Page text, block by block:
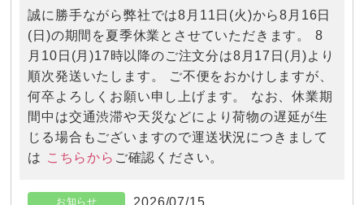
誠に勝手ながら弊社では8月11日(火)から8月16日
(日)の期間を夏季休業とさせていただきます。 8
月10日(月)17時以降のご注文分は8月17日(月)より
順次発送いたします。 ご不便をおかけしますが、
何卒よろしくお願い申し上げます。 なお、休業期
間中は交通渋滞や天災などにより荷物の遅延が生
じる場合もございますので運送状況につきまして
は
こちらから ご確認ください。
お知らせ 2026/07/15